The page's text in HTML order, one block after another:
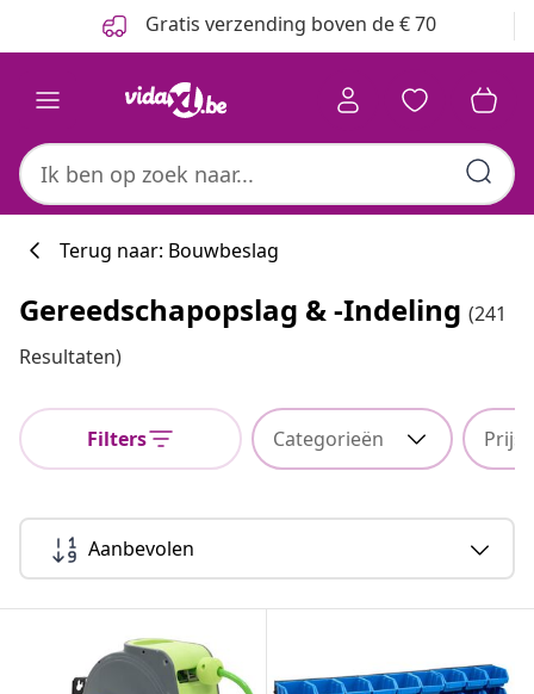
Gratis verzending boven de € 70
Terug naar: Bouwbeslag
Gereedschapopslag & -indeling (241
Resultaten)
Filters Categorieën Prijs
Aanbevolen